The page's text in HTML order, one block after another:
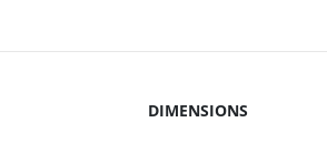
DIMENSIONS